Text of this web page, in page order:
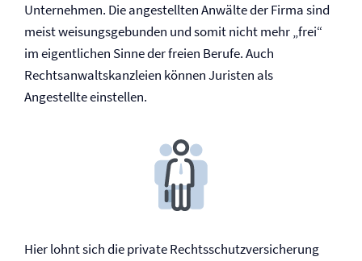
Unternehmen. Die angestellten Anwälte der Firma sind
meist weisungsgebunden und somit nicht mehr „frei“
im eigentlichen Sinne der freien Berufe. Auch
Rechtsanwaltskanzleien können Juristen als
Angestellte einstellen.
Hier lohnt sich die private Rechtsschutz­versicherung